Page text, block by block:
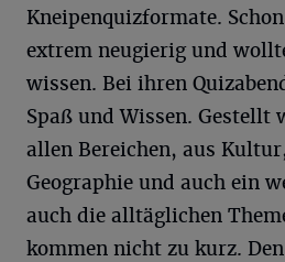
Kneipenquizformate.
extrem neugierig und
wissen. Bei ihren
Spaß und Wissen. Gestellt
allen Bereichen, aus
Geographie und auch ein
auch die alltäglichen
kommen nicht zu kurz.